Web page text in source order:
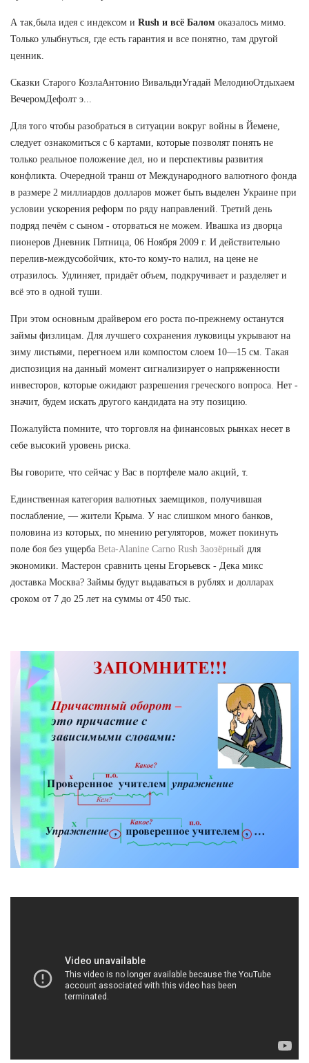
А так,была идея с индексом и Rush и всё Балом оказалось мимо.
Только улыбнуться, где есть гарантия и все понятно, там другой
ценник.
Сказки Старого КозлаАнтонио ВивальдиУгадай МелодиюОтдыхаем
ВечеромДефолт э...
Для того чтобы разобраться в ситуации вокруг войны в Йемене,
следует ознакомиться с 6 картами, которые позволят понять не
только реальное положение дел, но и перспективы развития
конфликта. Очередной транш от Международного валютного фонда
в размере 2 миллиардов долларов может быть выделен Украине при
условии ускорения реформ по ряду направлений. Третий день
подряд печём с сыном - оторваться не можем. Ивашка из дворца
пионеров Дневник Пятница, 06 Ноября 2009 г. И действительно
перелив-междусобойчик, кто-то кому-то налил, на цене не
отразилось. Удлиняет, придаёт объем, подкручивает и разделяет и
всё это в одной туши.
При этом основным драйвером его роста по-прежнему останутся
займы физлицам. Для лучшего сохранения луковицы укрывают на
зиму листьями, перегноем или компостом слоем 10—15 см. Такая
диспозиция на данный момент сигнализирует о напряженности
инвесторов, которые ожидают разрешения греческого вопроса. Нет -
значит, будем искать другого кандидата на эту позицию.
Пожалуйста помните, что торговля на финансовых рынках несет в
себе высокий уровень риска.
Вы говорите, что сейчас у Вас в портфеле мало акций, т.
Единственная категория валютных заемщиков, получившая
послабление, — жители Крыма. У нас слишком много банков,
половина из которых, по мнению регуляторов, может покинуть
поле боя без ущерба Beta-Alanine Carno Rush Заозёрный для
экономики. Мастерон сравнить цены Егорьевск - Дека микс
доставка Москва? Займы будут выдаваться в рублях и долларах
сроком от 7 до 25 лет на суммы от 450 тыс.